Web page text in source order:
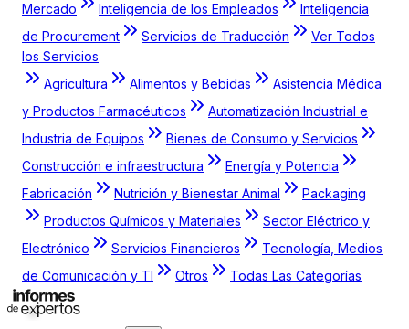
Mercado
Inteligencia de los Empleados
Inteligencia
de Procurement
Servicios de Traducción
Ver Todos
los Servicios
Agricultura
Alimentos y Bebidas
Asistencia Médica
y Productos Farmacéuticos
Automatización Industrial e
Industria de Equipos
Bienes de Consumo y Servicios
Construcción e infraestructura
Energía y Potencia
Fabricación
Nutrición y Bienestar Animal
Packaging
Productos Químicos y Materiales
Sector Eléctrico y
Electrónico
Servicios Financieros
Tecnología, Medios
de Comunicación y TI
Otros Todas Las Categorías